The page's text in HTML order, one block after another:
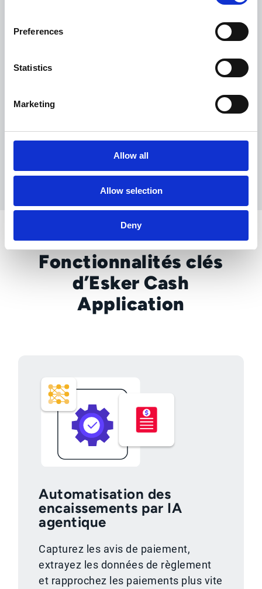
Preferences
Statistics
Marketing
Allow all
Allow selection
Deny
Fonctionnalités clés
d’Esker Cash
Application
Automatisation des
encaissements par IA
agentique
Capturez les avis de paiement,
extrayez les données de règlement
et rapprochez les paiements plus vite